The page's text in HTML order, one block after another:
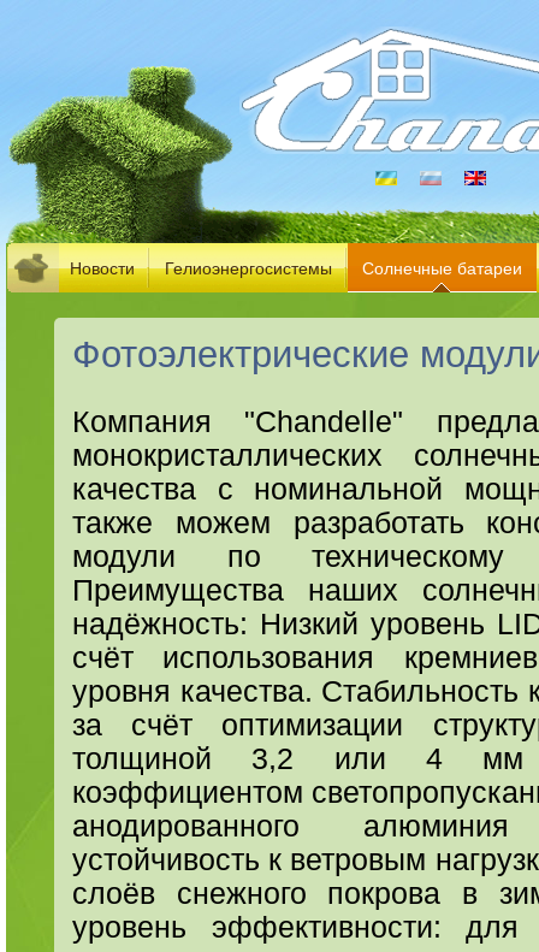
Новости Гелиоэнергосистемы Солнечные батареи
Фотоэлектрические
Компания "Chandelle"
монокристаллических
качества с номинальной
также можем разработать
модули по техническому
Преимущества наших
надёжность: Низкий уровень
счёт использования
уровня качества. Стабильность
за счёт оптимизации
толщиной 3,2 или 4 мм
коэффициентом
анодированного
устойчивость к ветровым
слоёв снежного покрова в
уровень эффективности: для